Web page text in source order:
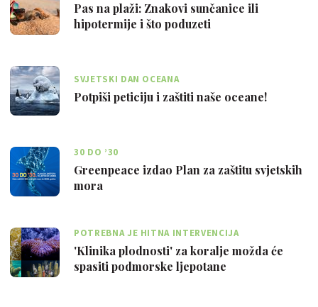
Pas na plaži: Znakovi sunčanice ili
hipotermije i što poduzeti
SVJETSKI DAN OCEANA
Potpiši peticiju i zaštiti naše oceane!
30 DO ’30
Greenpeace izdao Plan za zaštitu svjetskih
mora
POTREBNA JE HITNA INTERVENCIJA
'Klinika plodnosti' za koralje možda će
spasiti podmorske ljepotane